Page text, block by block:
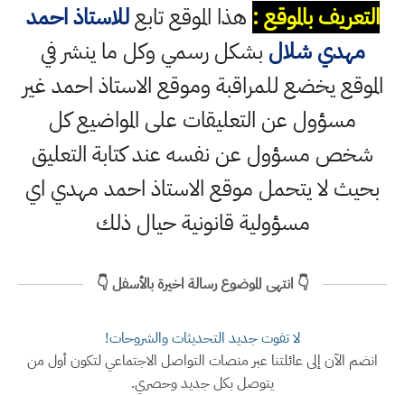
التعريف بالموقع :هذا الموقع تابعللاستاذ احمد
مهدي شلالبشكل رسمي وكل ما ينشر في
الموقع يخضع للمراقبة وموقع الاستاذ احمد غير
مسؤول عن التعليقات على المواضيع كل
شخص مسؤول عن نفسه عند كتابة التعليق
بحيث لا يتحمل موقع الاستاذ احمد مهدي اي
مسؤولية قانونية حيال ذلك
👇 انتهى الموضوع رسالة اخيرة بالأسفل 👇
لا تفوت جديد التحديثات والشروحات!
انضم الآن إلى عائلتنا عبر منصات التواصل الاجتماعي لتكون أول من
يتوصل بكل جديد وحصري.